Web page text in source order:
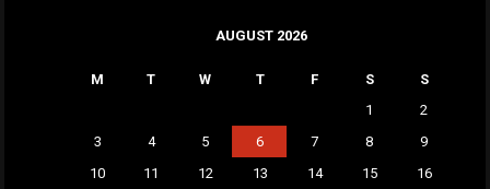
AUGUST 2026
M T W T F S
S
1
2
3
4 5 6 7 8
9
10
11 12 13 14 15
16